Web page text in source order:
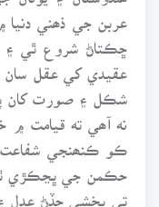
عربن جي ذھني
ڇڪتاڻ شروع ٿي ۽
عقيدي کي عقل سان
شڪل ۽ صورت کان
نه آھي ته قيامت ۾
ڪو ڪنھنجي شفاعت
حڪمن جي ڀڃڪڙي
تي بخشي ڇڏڻ عدل